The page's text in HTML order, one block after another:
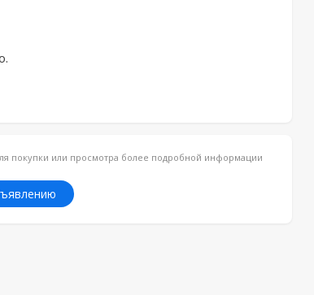
покупки или просмотра более подробной информации